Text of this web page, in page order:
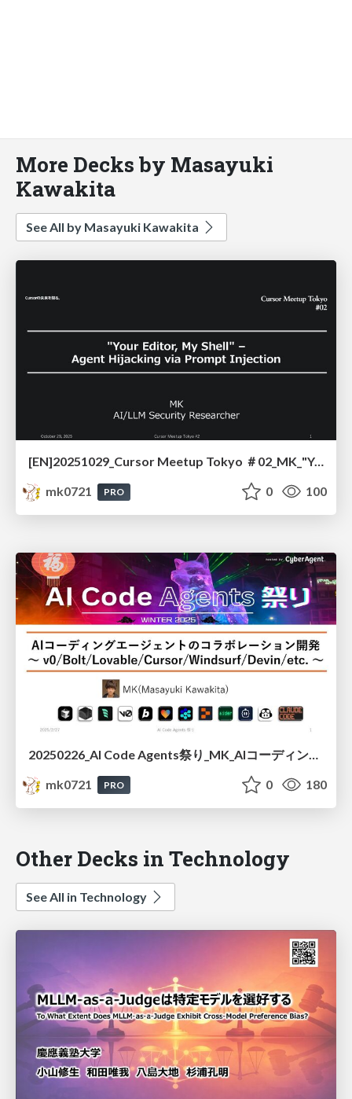
More Decks by Masayuki
Kawakita
See All by Masayuki Kawakita
[EN]20251029_Cursor Meetup Tokyo ＃02_MK_"Your Editor, My Shell" - Agent Hijacking via Prompt Injection
mk0721
PRO 0 100
mk0721
PRO 0 180
Other Decks in Technology
See All in Technology